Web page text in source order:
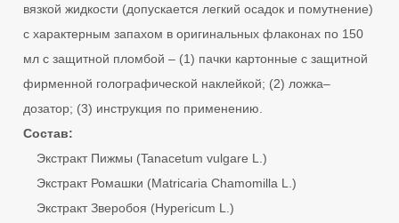
вязкой жидкости (допускается легкий осадок и помутнение)
с характерным запахом в оригинальных флаконах по 150
мл с защитной пломбой – (1) пачки картонные с защитной
фирменной голографической наклейкой; (2) ложка–
дозатор; (3) инструкция по применению.
Состав:
Экстракт Пижмы (Tanacetum vulgare L.)
Экстракт Ромашки (Matricaria Chamomilla L.)
Экстракт Зверобоя (Hypericum L.)